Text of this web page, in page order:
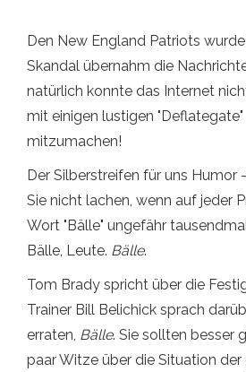
Den New England Patriots
Skandal übernahm die
natürlich konnte das Internet
mit einigen lustigen
mitzumachen!
Der Silberstreifen für uns Humor
Sie nicht lachen, wenn auf jeder
Wort "Bälle" ungefähr
Bälle, Leute. Bälle.
Tom Brady spricht über die
Trainer Bill Belichick sprach
erraten, Bälle. Sie sollten besser
paar Witze über die Situation